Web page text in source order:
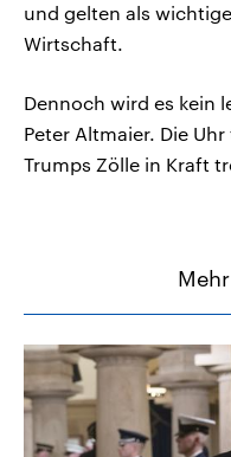
und gelten als
Wirtschaft.
Dennoch wird es kein
Peter Altmaier. Die
Trumps Zölle in Kraft